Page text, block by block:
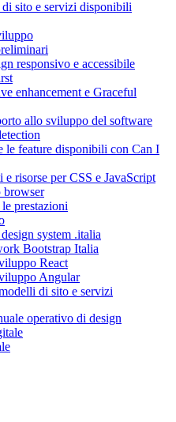
sito e servizi disponibili
responsivo e accessibile
enhancement e Graceful
allo sviluppo del software
le feature disponibili con Can I
e risorse per CSS e JavaScript
browser
prestazioni
system .italia
Bootstrap Italia
React
Angular
di sito e servizi
operativo di design